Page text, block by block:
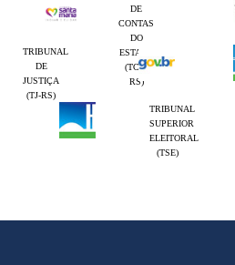
DE
CONTAS
DO
ESTADO
(TCE-
RS)
TRIBUNAL
DE
JUSTIÇA
(TJ-RS)
TRIBUNAL
SUPERIOR
ELEITORAL
(TSE)